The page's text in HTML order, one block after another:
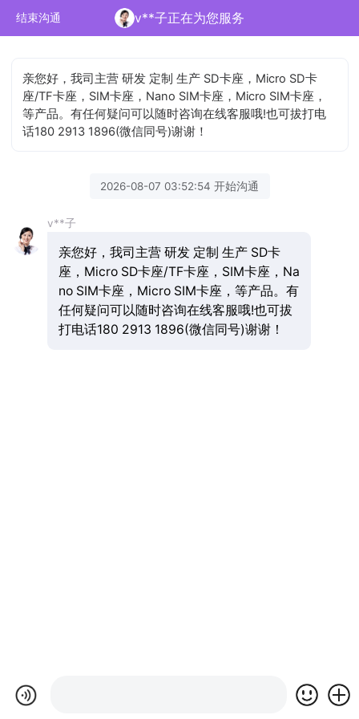
结束沟通 v**子正在为您服务
亲您好，我司主营 研发 定制 生产 SD卡座，Micro SD卡
座/TF卡座，SIM卡座，Nano SIM卡座，Micro SIM卡座，
等产品。有任何疑问可以随时咨询在线客服哦!也可拔打电
话180 2913 1896(微信同号)谢谢！
2026-08-07 03:52:54 开始沟通
v**子
亲您好，我司主营 研发 定制 生产 SD卡
座，Micro SD卡座/TF卡座，SIM卡座，Na
no SIM卡座，Micro SIM卡座，等产品。有
任何疑问可以随时咨询在线客服哦!也可拔
打电话180 2913 1896(微信同号)谢谢！